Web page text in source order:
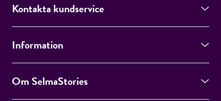
ÅNGRA OCH STÄNG
Kontakta kundservice
Information
Om SelmaStories